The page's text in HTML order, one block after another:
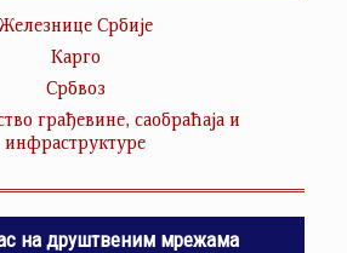
Србије
Карго
Србвоз
грађевине, саобраћаја и
инфраструктуре
на друштвеним мрежама